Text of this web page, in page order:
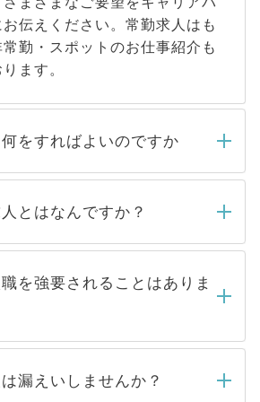
伝えください。常勤求人はも
勤・スポットのお仕事紹介も
ます。
をすればよいのですか
きましたら、弊社担当者がご
確認し、その後メールもしくは
5営業日以内にはご連絡をせて
すので、しばらくお待ちくださ
とはなんですか？
で取り扱っている求人の
、Webサイトからご覧いただ
公開求人」です。非公開求人は
によって、一般には公開してい
避けるため 人気のある医療機
を強要されることはありま
強要することは一切ありませ
仮に応募先から内定をいただい
漏えいしませんか？